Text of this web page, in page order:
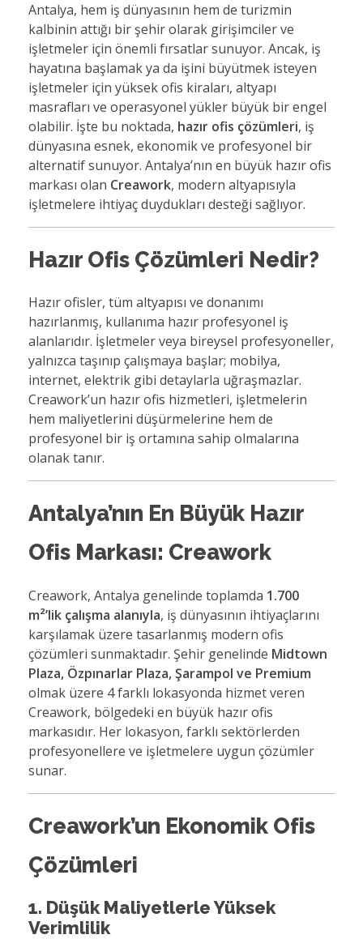
Antalya, hem iş dünyasının hem de turizmin
kalbinin attığı bir şehir olarak girişimciler ve
işletmeler için önemli fırsatlar sunuyor. Ancak, iş
hayatına başlamak ya da işini büyütmek isteyen
işletmeler için yüksek ofis kiraları, altyapı
masrafları ve operasyonel yükler büyük bir engel
olabilir. İşte bu noktada, hazır ofis çözümleri, iş
dünyasına esnek, ekonomik ve profesyonel bir
alternatif sunuyor. Antalya’nın en büyük hazır ofis
markası olan Creawork, modern altyapısıyla
işletmelere ihtiyaç duydukları desteği sağlıyor.
Hazır Ofis Çözümleri Nedir?
Hazır ofisler, tüm altyapısı ve donanımı
hazırlanmış, kullanıma hazır profesyonel iş
alanlarıdır. İşletmeler veya bireysel profesyoneller,
yalnızca taşınıp çalışmaya başlar; mobilya,
internet, elektrik gibi detaylarla uğraşmazlar.
Creawork’un hazır ofis hizmetleri, işletmelerin
hem maliyetlerini düşürmelerine hem de
profesyonel bir iş ortamına sahip olmalarına
olanak tanır.
Antalya’nın En Büyük Hazır
Ofis Markası: Creawork
Creawork, Antalya genelinde toplamda 1.700
m²’lik çalışma alanıyla, iş dünyasının ihtiyaçlarını
karşılamak üzere tasarlanmış modern ofis
çözümleri sunmaktadır. Şehir genelinde Midtown
Plaza, Özpınarlar Plaza, Şarampol ve Premium
olmak üzere 4 farklı lokasyonda hizmet veren
Creawork, bölgedeki en büyük hazır ofis
markasıdır. Her lokasyon, farklı sektörlerden
profesyonellere ve işletmelere uygun çözümler
sunar.
Creawork’un Ekonomik Ofis
Çözümleri
1. Düşük Maliyetlerle Yüksek
Verimlilik